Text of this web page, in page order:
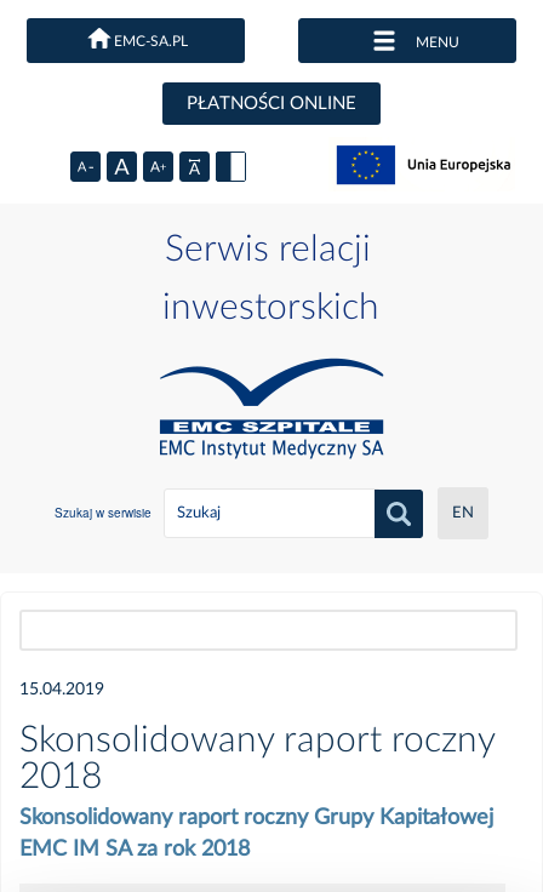
EMC-SA.PL MENU
PŁATNOŚCI ONLINE
Serwis relacji
inwestorskich
Szukaj w serwisie EN
2025
Maj
Marzec
15.04.2019
Skonsolidowany raport roczny
2018
Skonsolidowany raport roczny Grupy Kapitałowej
EMC IM SA za rok 2018